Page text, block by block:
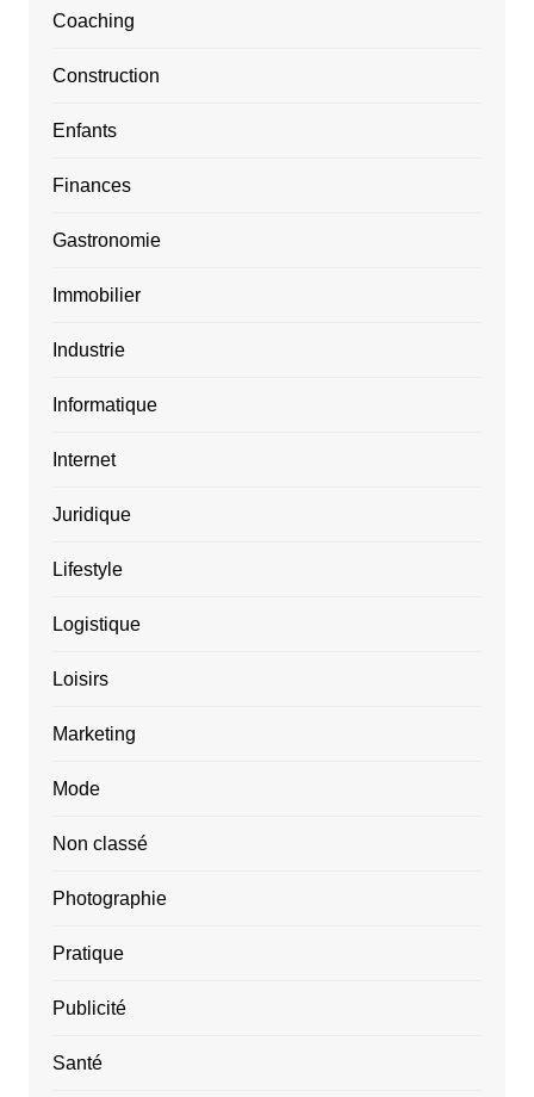
Coaching
Construction
Enfants
Finances
Gastronomie
Immobilier
Industrie
Informatique
Internet
Juridique
Lifestyle
Logistique
Loisirs
Marketing
Mode
Non classé
Photographie
Pratique
Publicité
Santé